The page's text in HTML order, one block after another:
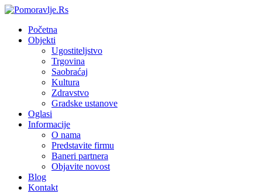
Početna
Objekti
Ugostiteljstvo
Trgovina
Saobraćaj
Kultura
Zdravstvo
Gradske ustanove
Oglasi
Informacije
O nama
Predstavite firmu
Baneri partnera
Objavite novost
Blog
Kontakt